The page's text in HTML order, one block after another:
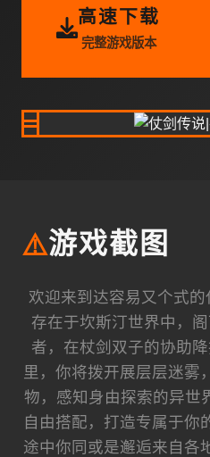
高速下载
完整游戏版本
⚠️游戏截图
欢迎来到达容易又个式的
存在于坎斯汀世界中，
者，在杖剑双子的协助
里，你将拨开展层层迷雾
物，感知身由探索的异世
自由搭配，打造专属于你
途中你同或是邂逅来自各